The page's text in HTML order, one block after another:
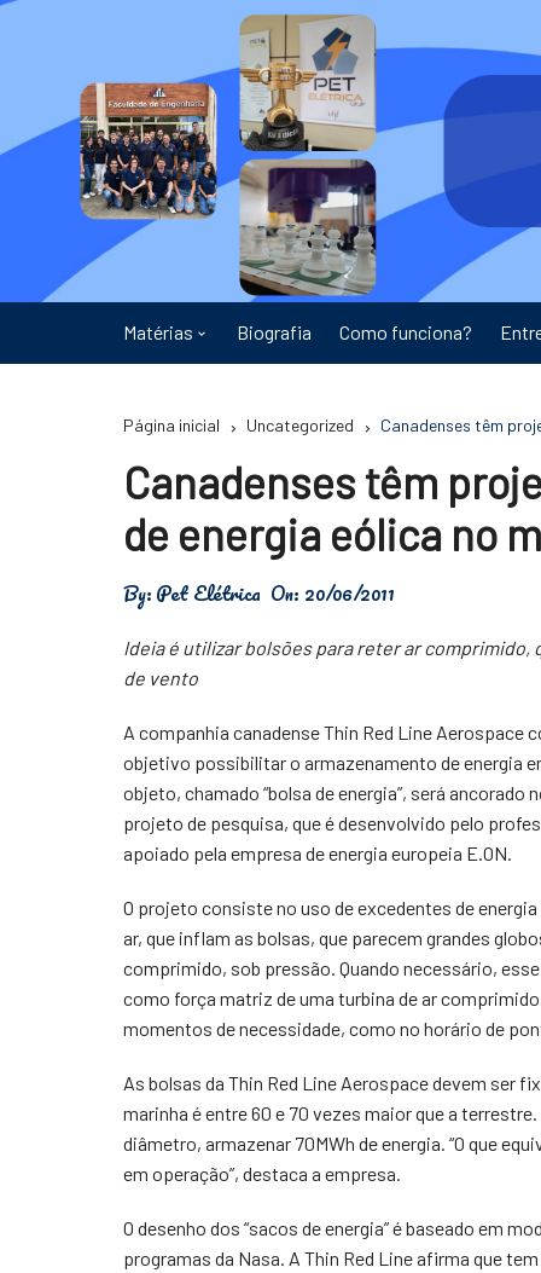
Ir
Matérias
Energia
Física
Meio Ambiente
Saúde
Tecnologia
Biografia Como funciona?
Página inicial Uncategorized Canadenses têm
Canadenses têm
de energia eólica no
By:Pet Elétrica On: 20/06/2011
Ideia é utilizar bolsões para reter ar
de vento
A companhia canadense Thin Red Line
objetivo possibilitar o armazenamento de energia
objeto, chamado “bolsa de energia”, será
projeto de pesquisa, que é desenvolvido pelo
apoiado pela empresa de energia europeia E.ON.
O projeto consiste no uso de excedentes de
ar, que inflam as bolsas, que parecem grandes
comprimido, sob pressão. Quando necessário,
como força matriz de uma turbina de ar
momentos de necessidade, como no horário de
As bolsas da Thin Red Line Aerospace devem ser
marinha é entre 60 e 70 vezes maior que a
diâmetro, armazenar 70MWh de energia. “O que
em operação”, destaca a empresa.
O desenho dos “sacos de energia” é baseado em
programas da Nasa. A Thin Red Line afirma que